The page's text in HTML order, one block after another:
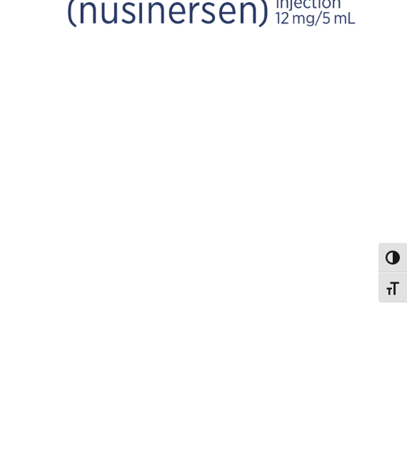
הפעל/כבה ניגודיות גבוהה
מתג גודל גופן